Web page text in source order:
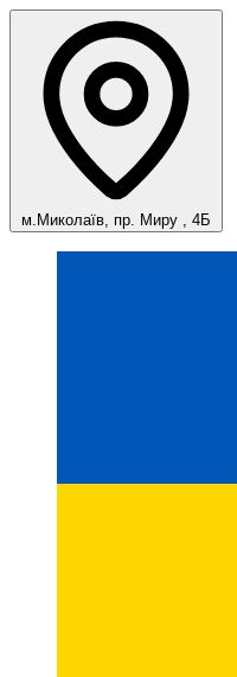
м.Миколаїв, пр. Миру , 4Б